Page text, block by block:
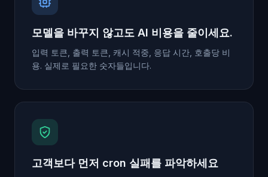
모델을 바꾸지 않고도 AI 비용을 줄이세요.
입력 토큰, 출력 토큰, 캐시 적중, 응답 시간, 호출당 비
용. 실제로 필요한 숫자들입니다.
고객보다 먼저 cron 실패를 파악하세요